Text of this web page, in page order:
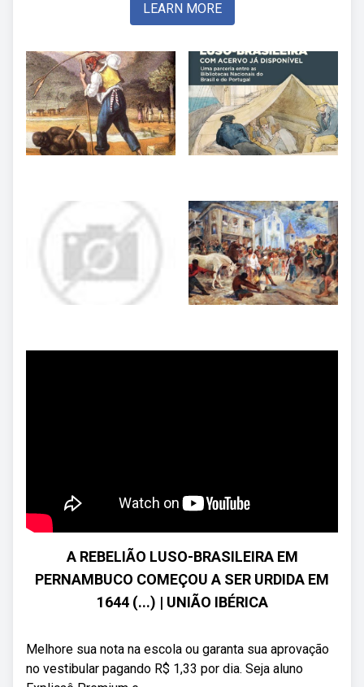
LEARN MORE
A REBELIÃO LUSO-BRASILEIRA EM
PERNAMBUCO COMEÇOU A SER URDIDA EM
1644 (...) | UNIÃO IBÉRICA
Melhore sua nota na escola ou garanta sua aprovação
no vestibular pagando R$ 1,33 por dia. Seja aluno